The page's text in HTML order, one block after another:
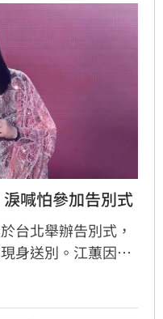
喊怕參加告別式
台北舉辦告別式，
身送別。江蕙因人
代為致意。江蕙經